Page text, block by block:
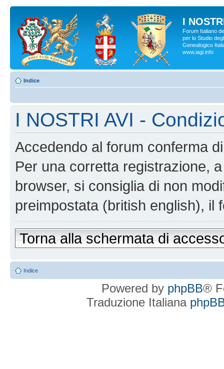
I
Forum Italiano
per lo Studio
Genealogico
www.iagi.info
Indice
I NOSTRI AVI -
Accedendo al forum conferma
Per una corretta registrazione,
browser, si consiglia di non
preimpostata (british english), il
Torna alla schermata di
Indice
Powered by phpBB®
Traduzione Italiana